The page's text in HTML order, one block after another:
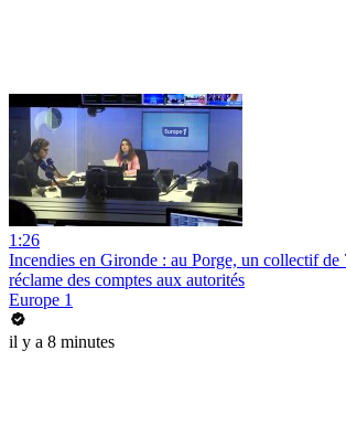
1:26
Incendies en Gironde : au Porge, un collectif de
réclame des comptes aux autorités
Europe 1
il y a 8 minutes